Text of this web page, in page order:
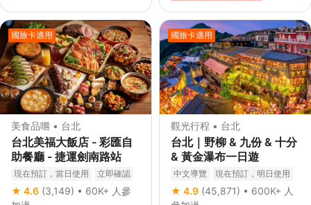
國旅卡適用
美食品嚐 • 台北
台北美福大飯店 - 彩匯自
助餐廳 - 捷運劍南路站
現在預訂，當日使用 立即確認
★ 4.6 (3,149) • 60K+ 人參
國旅卡適用
觀光行程 • 台北
台北｜野柳 & 九份 & 十分
& 黃金瀑布一日遊
中文導覽
現在預訂，明日使用
飯店接送
私人遊
免費取消
立即確認
★ 4.9 (45,871) • 600K+ 人